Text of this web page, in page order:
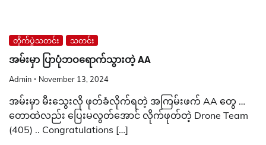
တိုက်ပွဲသတင်း သတင်း
အမ်းမှာ ပြာပုံဘဝရောက်သွားတဲ့ AA
Admin November 13, 2024
အမ်းမှာ မီးသွေးလို ဖုတ်ခံလိုက်ရတဲ့ အကြမ်းဖက် AA တွေ …
တောထဲလည်း ပြေးမလွတ်အောင် လိုက်ဖုတ်တဲ့ Drone Team
(405) .. Congratulations […]